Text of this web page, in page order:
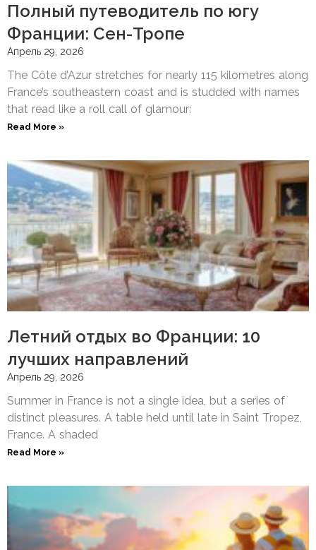
Полный путеводитель по югу
Франции: Сен-Тропе
Апрель 29, 2026
The Côte d’Azur stretches for nearly 115 kilometres along
France’s southeastern coast and is studded with names
that read like a roll call of glamour:
Read More »
Летний отдых во Франции: 10
лучших направлений
Апрель 29, 2026
Summer in France is not a single idea, but a series of
distinct pleasures. A table held until late in Saint Tropez,
France. A shaded
Read More »